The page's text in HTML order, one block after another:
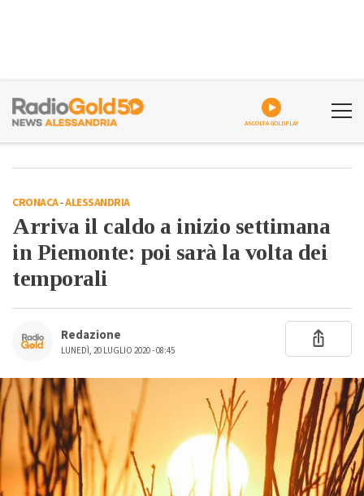
ASCOLTA GOLDPLAY
CRONACA-ALESSANDRIA
Arriva il caldo a inizio settimana
in Piemonte: poi sarà la volta dei
temporali
Redazione
LUNEDÌ, 20 LUGLIO 2020 - 08:45